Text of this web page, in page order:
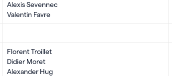
Alexis Sevennec
Valentin Favre
Florent Troillet
Didier Moret
Alexander Hug